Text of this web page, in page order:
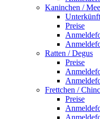
Kaninchen /
Preise
Ratten / Degus
Preise
Frettchen /
Preise